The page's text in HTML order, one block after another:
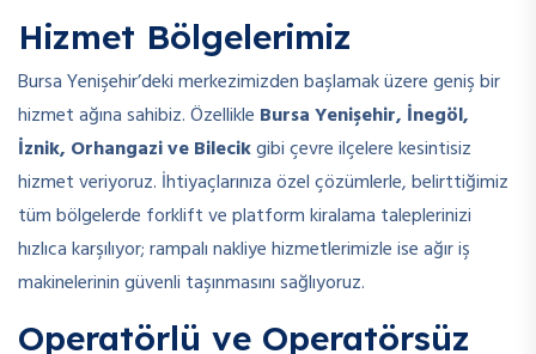
Hizmet Bölgelerimiz
Bursa Yenişehir’deki merkezimizden başlamak üzere geniş bir
hizmet ağına sahibiz. Özellikle Bursa Yenişehir, İnegöl,
İznik, Orhangazi ve Bilecikgibi çevre ilçelere kesintisiz
hizmet veriyoruz. İhtiyaçlarınıza özel çözümlerle, belirttiğimiz
tüm bölgelerde forklift ve platform kiralama taleplerinizi
hızlıca karşılıyor; rampalı nakliye hizmetlerimizle ise ağır iş
makinelerinin güvenli taşınmasını sağlıyoruz.
Operatörlü ve Operatörsüz